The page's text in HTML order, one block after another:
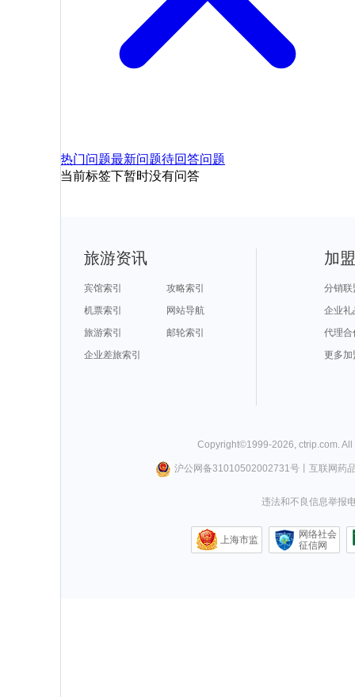
热门问题最新问题待回答问题
当前标签下暂时没有问答
旅游资讯
宾馆索引
攻略索引
机票索引
网站导航
旅游索引
邮轮索引
企业差旅索引
加
分销联
企业礼
代理合
更多加
Copyright©1999-2026, ctrip.com.
沪公网备31010502002731号丨 互联网药
违法和不良信息举报
上海市监
网络社会
征信网